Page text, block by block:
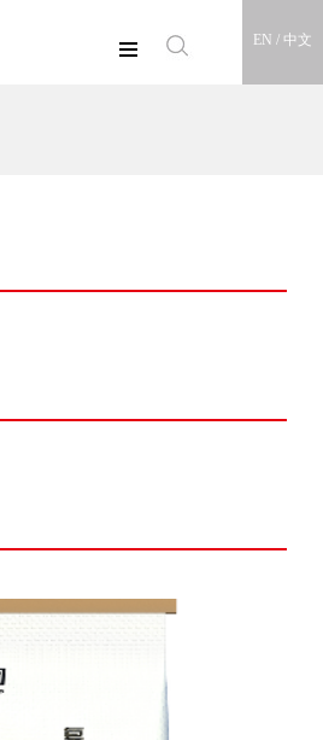
EN / 中文